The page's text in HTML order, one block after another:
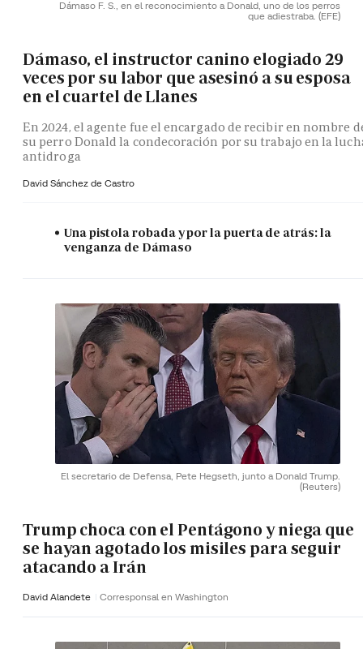
Dámaso F. S., en el reconocimiento a Donald, uno de los perros
que adiestraba. (EFE)
Dámaso, el instructor canino elogiado 29
veces por su labor que asesinó a su esposa
en el cuartel de Llanes
En 2024, el agente fue el encargado de recibir en nombre
su perro Donald la condecoración por su trabajo en la
antidroga
David Sánchez de Castro
Una pistola robada y por la puerta de atrás: la
venganza de Dámaso
El secretario de Defensa, Pete Hegseth, junto a Donald Trump.
(Reuters)
Trump choca con el Pentágono y niega que
se hayan agotado los misiles para seguir
atacando a Irán
David Alandete Corresponsal en Washington